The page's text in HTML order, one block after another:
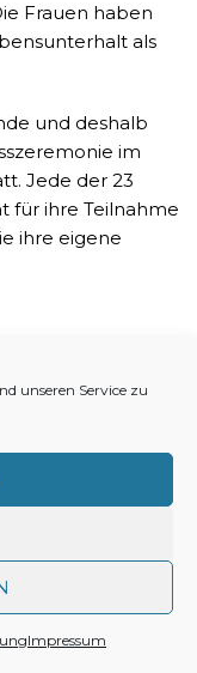
unseren Service zu
Impressum
Frauen haben
als
und deshalb
im
Jede der 23
für ihre Teilnahme
ihre eigene
Richtlinie (EU)
WordPress